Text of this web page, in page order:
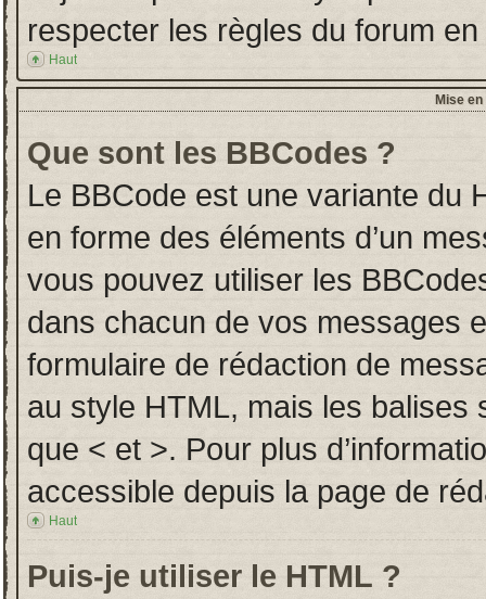
respecter les règles du forum
Haut
Mise
Que sont les BBCodes ?
Le BBCode est une variante du
en forme des éléments d’un
vous pouvez utiliser les
dans chacun de vos messages
formulaire de rédaction de
au style HTML, mais les
que < et >. Pour plus
accessible depuis la page de
Haut
Puis-je utiliser le HTML ?